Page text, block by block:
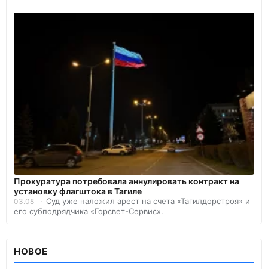
Прокуратура потребовала аннулировать контракт на
установку флагштока в Тагиле
03.08
Суд уже наложил арест на счета «Тагилдорстроя» и
его субподрядчика «Горсвет-Сервис».
НОВОЕ